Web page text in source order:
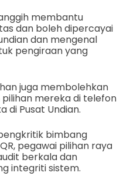
membantu
dan boleh dipercayai
dan mengenal
pengiraan yang
juga membolehkan
mereka di telefon
di Pusat Undian.
bimbang
pegawai pilihan raya
berkala dan
integriti sistem.